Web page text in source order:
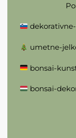
umetne-
bonsai-
bonsai-